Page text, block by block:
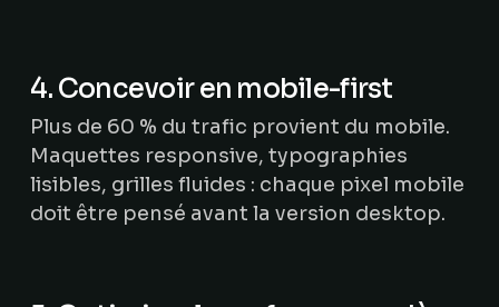
4. Concevoir en mobile-first
Plus de 60 % du trafic provient du mobile.
Maquettes responsive, typographies
lisibles, grilles fluides : chaque pixel mobile
doit être pensé avant la version desktop.